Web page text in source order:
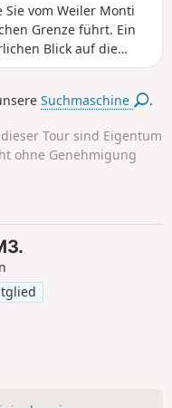
vom Weiler Monti
Grenze führt. Ein
Blick auf die
belohnt wird.
das Vallon Obscur
Suchmaschine .
Tour sind Eigentum
ohne Genehmigung